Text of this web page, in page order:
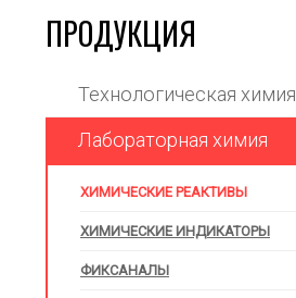
ПРОДУКЦИЯ
Технологическая химия
Лабораторная химия
ХИМИЧЕСКИЕ РЕАКТИВЫ
ХИМИЧЕСКИЕ ИНДИКАТОРЫ
ФИКСАНАЛЫ